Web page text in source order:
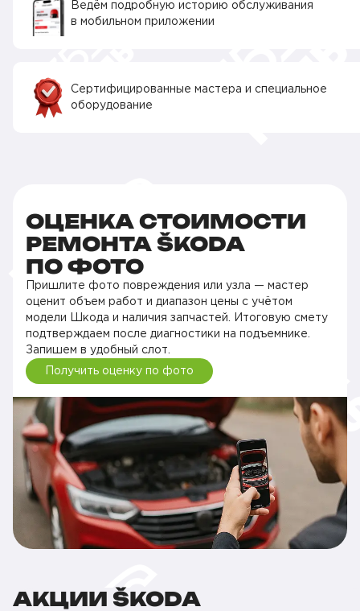
Ведём подробную историю обслуживания
в мобильном приложении
Сертифицированные мастера и специальное
оборудование
ОЦЕНКА СТОИМОСТИ
РЕМОНТА ŠKODA
ПО ФОТО
Пришлите фото повреждения или узла — мастер
оценит объем работ и диапазон цены с учётом
модели Шкода и наличия запчастей. Итоговую смету
подтверждаем после диагностики на подъемнике.
Запишем в удобный слот.
Получить оценку по фото
АКЦИИ ŠKODA